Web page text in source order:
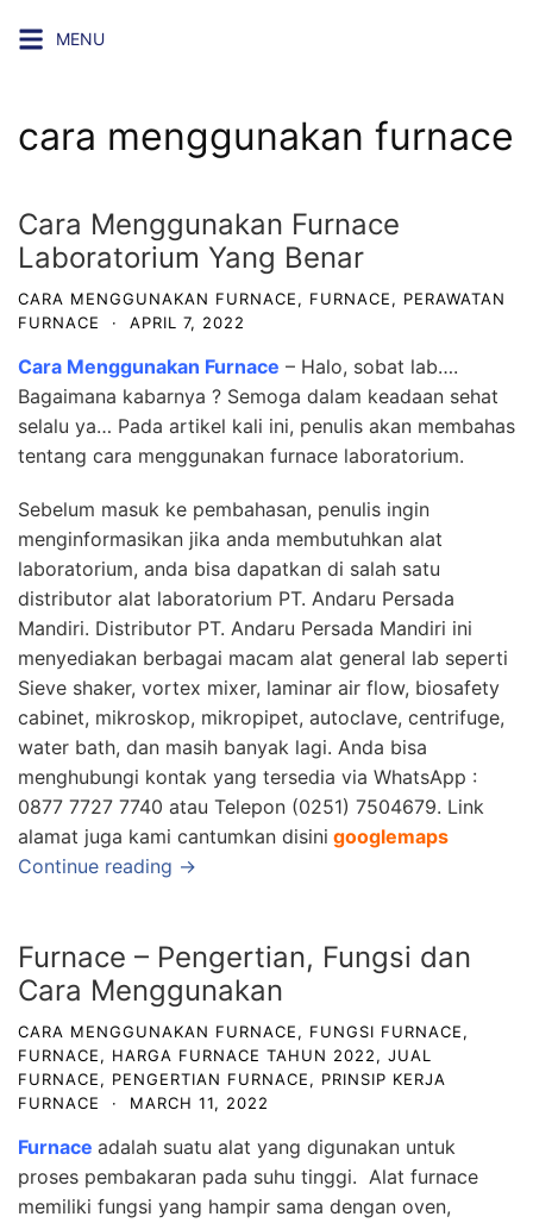
MENU
cara menggunakan furnace
Cara Menggunakan Furnace
Laboratorium Yang Benar
CARA MENGGUNAKAN FURNACE, FURNACE, PERAWATAN
FURNACE
· APRIL 7, 2022
Cara Menggunakan Furnace – Halo, sobat lab….
Bagaimana kabarnya ? Semoga dalam keadaan sehat
selalu ya… Pada artikel kali ini, penulis akan membahas
tentang cara menggunakan furnace laboratorium.
Sebelum masuk ke pembahasan, penulis ingin
menginformasikan jika anda membutuhkan alat
laboratorium, anda bisa dapatkan di salah satu
distributor alat laboratorium PT. Andaru Persada
Mandiri. Distributor PT. Andaru Persada Mandiri ini
menyediakan berbagai macam alat general lab seperti
Sieve shaker, vortex mixer, laminar air flow, biosafety
cabinet, mikroskop, mikropipet, autoclave, centrifuge,
water bath, dan masih banyak lagi. Anda bisa
menghubungi kontak yang tersedia via WhatsApp :
0877 7727 7740 atau Telepon (0251) 7504679. Link
alamat juga kami cantumkan disini googlemaps
Continue reading →
Furnace – Pengertian, Fungsi dan
Cara Menggunakan
CARA MENGGUNAKAN FURNACE, FUNGSI FURNACE,
FURNACE, HARGA FURNACE TAHUN 2022, JUAL
FURNACE, PENGERTIAN FURNACE, PRINSIP KERJA
FURNACE
· MARCH 11, 2022
Furnace adalah suatu alat yang digunakan untuk
proses pembakaran pada suhu tinggi. Alat furnace
memiliki fungsi yang hampir sama dengan oven,